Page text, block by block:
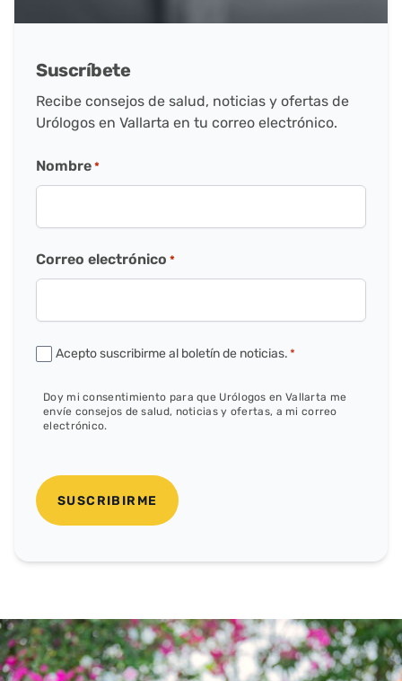
Suscríbete
Recibe consejos de salud, noticias y ofertas de
Urólogos en Vallarta en tu correo electrónico.
Nombre *
Correo electrónico *
Consentimiento
comunicación
Acepto suscribirme al boletín de noticias. *
Doy mi consentimiento para que Urólogos en Vallarta me
envíe consejos de salud, noticias y ofertas, a mi correo
electrónico.